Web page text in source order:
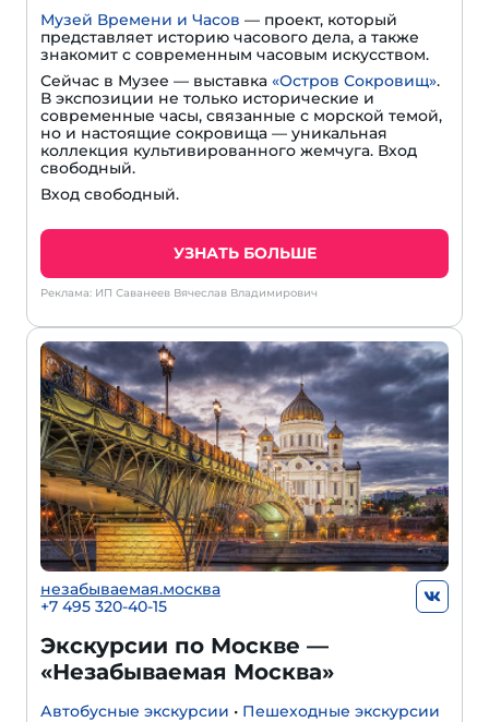
Музей Времени и Часов — проект, который
представляет историю часового дела, а также
знакомит с современным часовым искусством.
Сейчас в Музее — выставка «Остров Сокровищ».
В экспозиции не только исторические и
современные часы, связанные с морской темой,
но и настоящие сокровища — уникальная
коллекция культивированного жемчуга. Вход
свободный.
Вход свободный.
УЗНАТЬ БОЛЬШЕ
Реклама: ИП Саванеев Вячеслав Владимирович
незабываемая.москва
+7 495 320-40-15
Экскурсии по Москве —
«Незабываемая Москва»
Автобусные экскурсии • Пешеходные экскурсии